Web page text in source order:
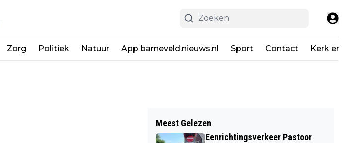
Zorg Politiek Natuur App barneveld.nieuws.nl Sport Contact Kerk
Meest Gelezen
Eenrichtingsverkeer Pastoor